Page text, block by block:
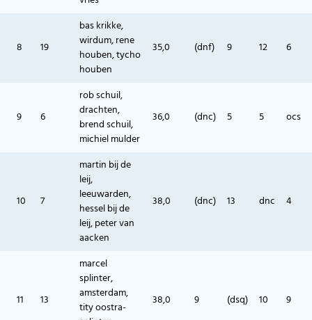
8 19
bas krikke,
wirdum, rene
houben, tycho
houben
35,0 (dnf) 9 12 6
9 6
rob schuil,
drachten,
brend schuil,
michiel mulder
36,0 (dnc) 5 5 ocs
10 7
martin bij de
leij,
leeuwarden,
hessel bij de
leij, peter van
aacken
38,0 (dnc) 13 dnc 4
11 13
marcel
splinter,
amsterdam,
tity oostra-
38,0 9 (dsq) 10 9